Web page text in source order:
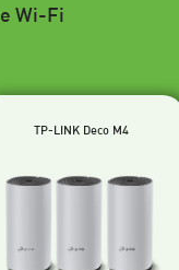
Wi-Fi
TP-LINK Deco M4